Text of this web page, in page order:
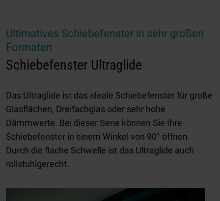
Ultimatives Schiebefenster in sehr großen
Formaten
Schiebefenster Ultraglide
Das Ultraglide ist das ideale Schiebefenster für große
Glasflächen, Dreifachglas oder sehr hohe
Dämmwerte. Bei dieser Serie können Sie Ihre
Schiebefenster in einem Winkel von 90° öffnen.
Durch die flache Schwelle ist das Ultraglide auch
rollstuhlgerecht.